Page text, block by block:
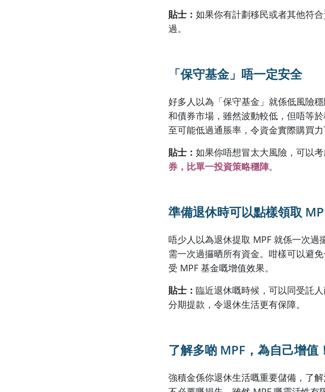
貼士： 如果你有計劃移民或者其他符
過。
「保守基金」唔一定安全
好多人以為「保守基金」就係低風險
和債券市場，雖然波動較低，但唔等
至可能低過通脹率，令資金實際購買力
貼士： 如果你唔想冒太大風險，可以
券，比單一投資策略穩陣。
準備退休時可以點樣領取
唔少人以為退休提取 MPF 就係一次
需一次過攞晒所有資金。咁樣可以避
受 MPF 基金嘅增值效果。
貼士： 臨近退休嘅時候，可以同受託
分期提款，令退休生活更有保障。
了解多啲 MPF ，為自己增值
強積金係你退休生活嘅重要儲備，了